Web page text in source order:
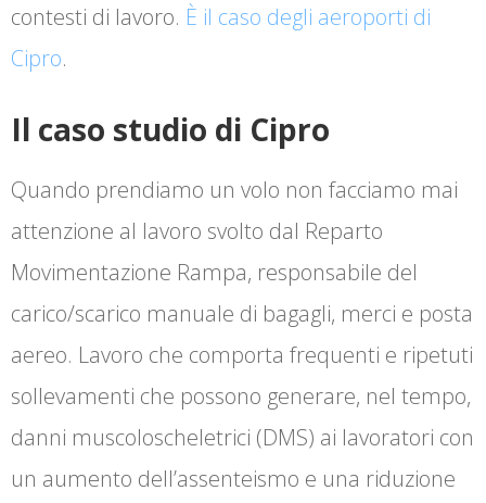
contesti di lavoro. È il caso degli aeroporti di
Cipro.
Il caso studio di Cipro
Quando prendiamo un volo non facciamo mai
attenzione al lavoro svolto dal Reparto
Movimentazione Rampa, responsabile del
carico/scarico manuale di bagagli, merci e posta
aereo. Lavoro che comporta frequenti e ripetuti
sollevamenti che possono generare, nel tempo,
danni muscoloscheletrici (DMS) ai lavoratori con
un aumento dell’assenteismo e una riduzione